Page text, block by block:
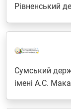
Рівненський
Сумський
імені А.С.